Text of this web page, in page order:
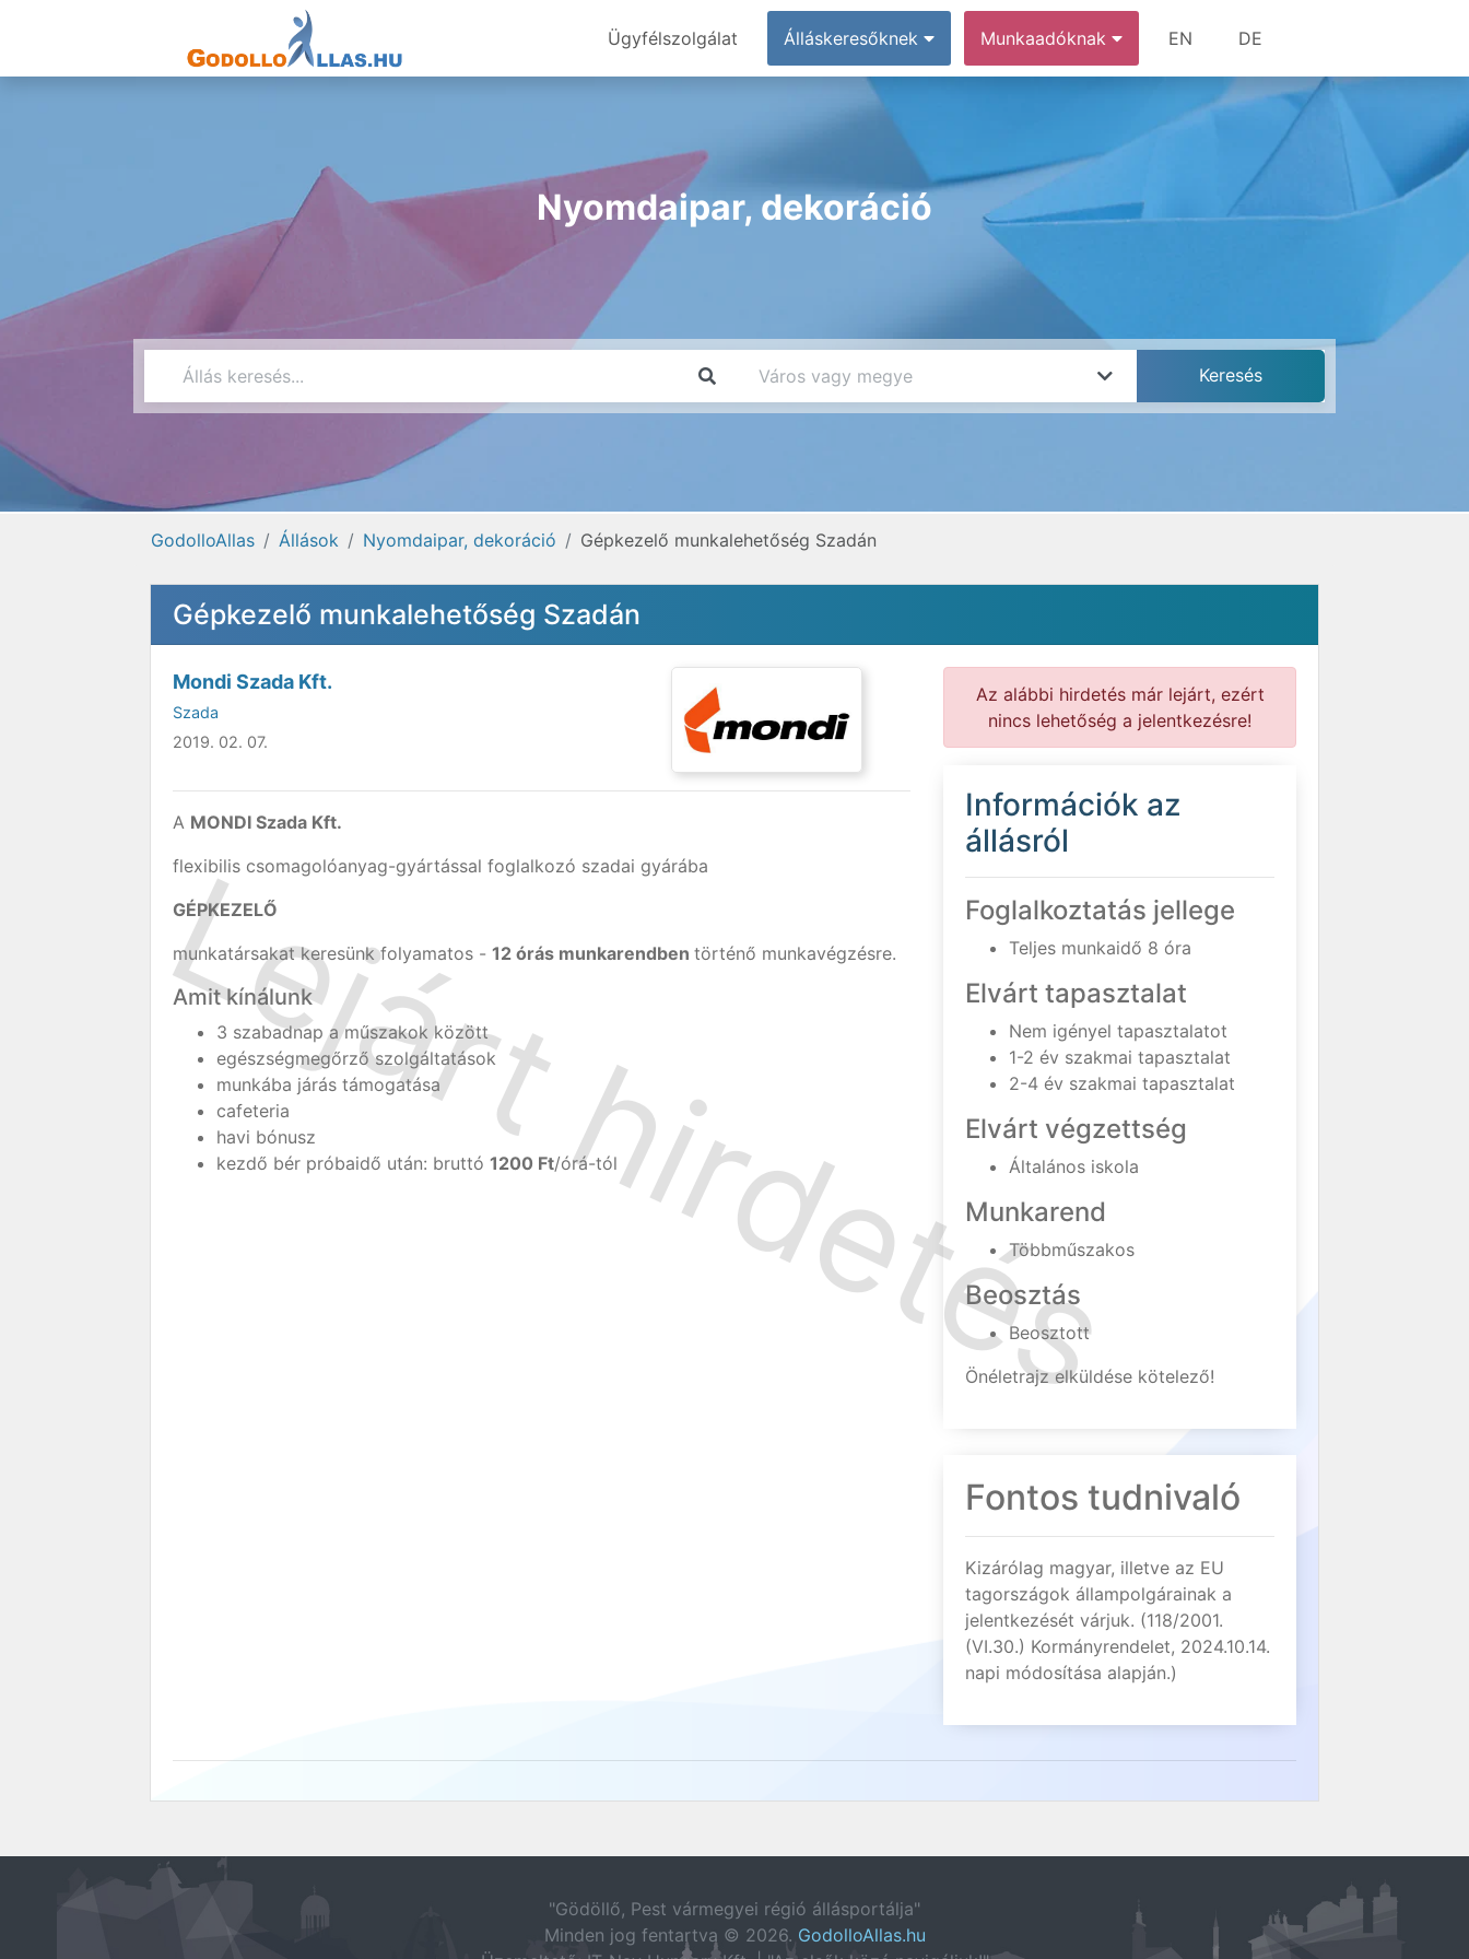
Ügyfélszolgálat Álláskeresőknek Munkaadóknak EN DE
Nyomdaipar, dekoráció
GodolloAllas Állások Nyomdaipar, dekoráció Gépkezelő munkalehetőség Szadán
Gépkezelő munkalehetőség Szadán
Mondi Szada Kft.
Szada
2019. 02. 07.
A MONDI Szada Kft.
flexibilis csomagolóanyag-gyártással foglalkozó szadai gyárába
GÉPKEZELŐ
munkatársakat keresünk folyamatos - 12 órás munkarendben történő munkavégzésre.
Amit kínálunk
3 szabadnap a műszakok között
egészségmegőrző szolgáltatások
munkába járás támogatása
cafeteria
havi bónusz
kezdő bér próbaidő után: bruttó 1200 Ft/órá-tól
Az alábbi hirdetés már lejárt, ezért
nincs lehetőség a jelentkezésre!
Információk az
állásról
Foglalkoztatás jellege
Teljes munkaidő 8 óra
Elvárt tapasztalat
Nem igényel tapasztalatot
1-2 év szakmai tapasztalat
2-4 év szakmai tapasztalat
Elvárt végzettség
Általános iskola
Munkarend
Többműszakos
Beosztás
Beosztott
Önéletrajz elküldése kötelező!
Fontos tudnivaló
Kizárólag magyar, illetve az EU
tagországok állampolgárainak a
jelentkezését várjuk. (118/2001.
(VI.30.) Kormányrendelet, 2024.10.14.
napi módosítása alapján.)
"Gödöllő, Pest vármegyei régió állásportálja"
Minden jog fentartva © 2026. GodolloAllas.hu